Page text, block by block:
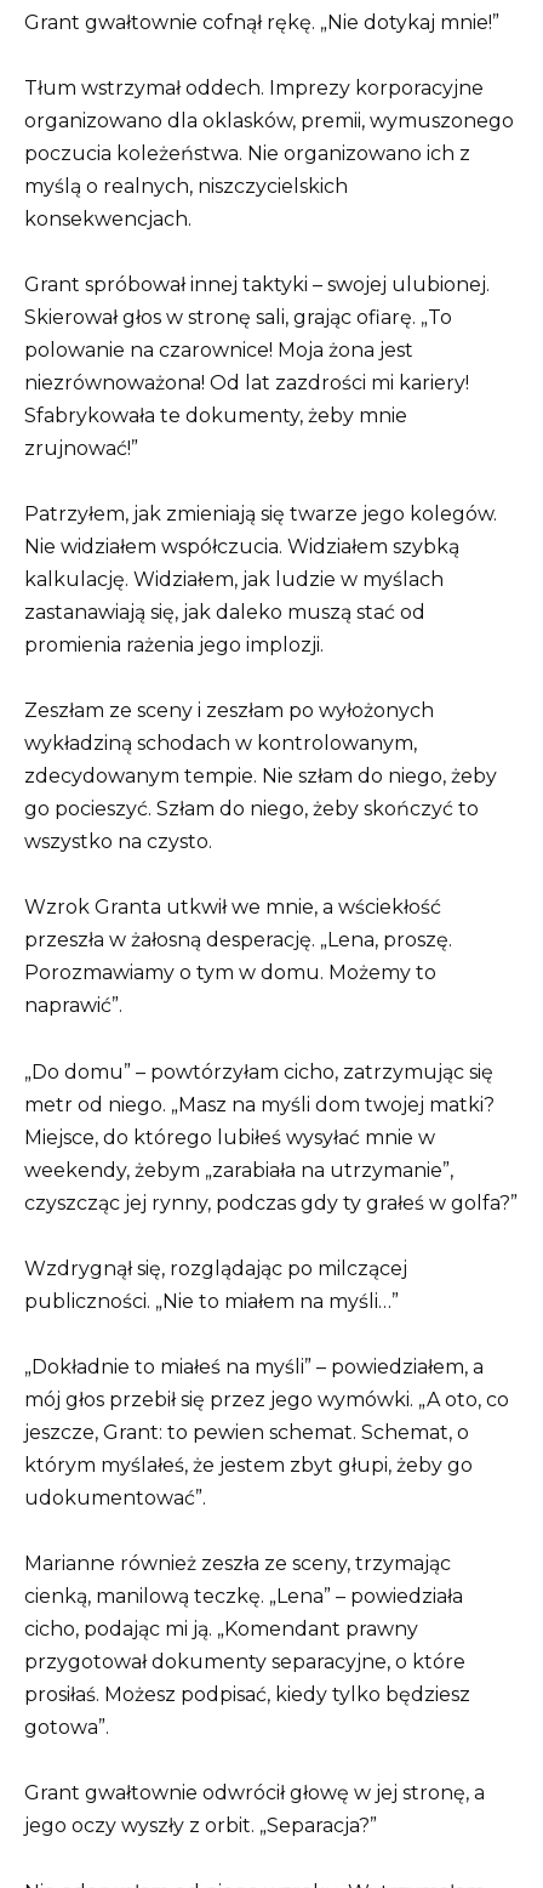
Grant gwałtownie cofnął rękę. „Nie dotykaj mnie!”
Tłum wstrzymał oddech. Imprezy korporacyjne
organizowano dla oklasków, premii, wymuszonego
poczucia koleżeństwa. Nie organizowano ich z
myślą o realnych, niszczycielskich
konsekwencjach.
Grant spróbował innej taktyki – swojej ulubionej.
Skierował głos w stronę sali, grając ofiarę. „To
polowanie na czarownice! Moja żona jest
niezrównoważona! Od lat zazdrości mi kariery!
Sfabrykowała te dokumenty, żeby mnie
zrujnować!”
Patrzyłem, jak zmieniają się twarze jego kolegów.
Nie widziałem współczucia. Widziałem szybką
kalkulację. Widziałem, jak ludzie w myślach
zastanawiają się, jak daleko muszą stać od
promienia rażenia jego implozji.
Zeszłam ze sceny i zeszłam po wyłożonych
wykładziną schodach w kontrolowanym,
zdecydowanym tempie. Nie szłam do niego, żeby
go pocieszyć. Szłam do niego, żeby skończyć to
wszystko na czysto.
Wzrok Granta utkwił we mnie, a wściekłość
przeszła w żałosną desperację. „Lena, proszę.
Porozmawiamy o tym w domu. Możemy to
naprawić”.
„Do domu” – powtórzyłam cicho, zatrzymując się
metr od niego. „Masz na myśli dom twojej matki?
Miejsce, do którego lubiłeś wysyłać mnie w
weekendy, żebym „zarabiała na utrzymanie”,
czyszcząc jej rynny, podczas gdy ty grałeś w golfa?”
Wzdrygnął się, rozglądając po milczącej
publiczności. „Nie to miałem na myśli…”
„Dokładnie to miałeś na myśli” – powiedziałem, a
mój głos przebił się przez jego wymówki. „A oto, co
jeszcze, Grant: to pewien schemat. Schemat, o
którym myślałeś, że jestem zbyt głupi, żeby go
udokumentować”.
Marianne również zeszła ze sceny, trzymając
cienką, manilową teczkę. „Lena” – powiedziała
cicho, podając mi ją. „Komendant prawny
przygotował dokumenty separacyjne, o które
prosiłaś. Możesz podpisać, kiedy tylko będziesz
gotowa”.
Grant gwałtownie odwrócił głowę w jej stronę, a
jego oczy wyszły z orbit. „Separacja?”